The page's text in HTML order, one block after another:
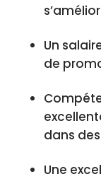
Un
de
dans
Une